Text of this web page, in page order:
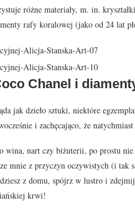
różne materiały, m. in.
rafy koralowej (jako od 24 lat
Chanel i
jak dzieło sztuki, niektóre
i zachęcająco, że
wina, nart czy biżuterii, po prostu
mnie z przyczyn oczywistych (i
z domu, spójrz w lustro i
krwi!